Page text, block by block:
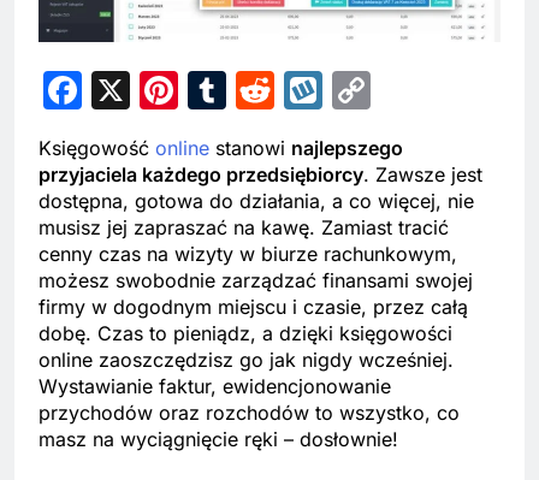
Facebook
X Pinterest
Tumblr
RedditWykop
Księgowość online stanowi najlepszego
przyjaciela każdego przedsiębiorcy. Zawsze jest
dostępna, gotowa do działania, a co więcej, nie
musisz jej zapraszać na kawę. Zamiast tracić
cenny czas na wizyty w biurze rachunkowym,
możesz swobodnie zarządzać finansami swojej
firmy w dogodnym miejscu i czasie, przez całą
dobę. Czas to pieniądz, a dzięki księgowości
online zaoszczędzisz go jak nigdy wcześniej.
Wystawianie faktur, ewidencjonowanie
przychodów oraz rozchodów to wszystko, co
masz na wyciągnięcie ręki – dosłownie!